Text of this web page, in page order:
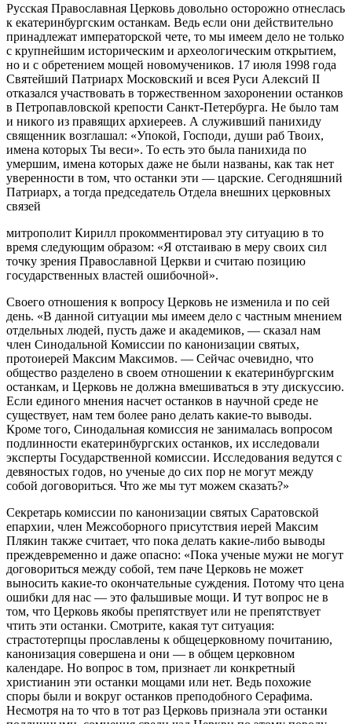
Русская Православная Церковь довольно осторожно отнеслась
к екатеринбургским останкам. Ведь если они действительно
принадлежат императорской чете, то мы имеем дело не только
с крупнейшим историческим и археологическим открытием,
но и с обретением мощей новомучеников. 17 июля 1998 года
Святейший Патриарх Московский и всея Руси Алексий II
отказался участвовать в торжественном захоронении останков
в Петропавловской крепости Санкт-Петербурга. Не было там
и никого из правящих архиереев. А служивший панихиду
священник возглашал: «Упокой, Господи, души раб Твоих,
имена которых Ты веси». То есть это была панихида по
умершим, имена которых даже не были названы, как так нет
уверенности в том, что останки эти — царские. Сегодняшний
Патриарх, а тогда председатель Отдела внешних церковных
связей
митрополит Кирилл прокомментировал эту ситуацию в то
время следующим образом: «Я отстаиваю в меру своих сил
точку зрения Православной Церкви и считаю позицию
государственных властей ошибочной».
Своего отношения к вопросу Церковь не изменила и по сей
день. «В данной ситуации мы имеем дело с частным мнением
отдельных людей, пусть даже и академиков, — сказал нам
член Синодальной Комиссии по канонизации святых,
протоиерей Максим Максимов. — Сейчас очевидно, что
общество разделено в своем отношении к екатеринбургским
останкам, и Церковь не должна вмешиваться в эту дискуссию.
Если единого мнения насчет останков в научной среде не
существует, нам тем более рано делать какие-то выводы.
Кроме того, Синодальная комиссия не занималась вопросом
подлинности екатеринбургских останков, их исследовали
эксперты Государственной комиссии. Исследования ведутся с
девяностых годов, но ученые до сих пор не могут между
собой договориться. Что же мы тут можем сказать?»
Секретарь комиссии по канонизации святых Саратовской
епархии, член Межсоборного присутствия иерей Максим
Плякин также считает, что пока делать какие-либо выводы
преждевременно и даже опасно: «Пока ученые мужи не могут
договориться между собой, тем паче Церковь не может
выносить какие-то окончательные суждения. Потому что цена
ошибки для нас — это фальшивые мощи. И тут вопрос не в
том, что Церковь якобы препятствует или не препятствует
чтить эти останки. Смотрите, какая тут ситуация:
страстотерпцы прославлены к общецерковному почитанию,
канонизация совершена и они — в общем церковном
календаре. Но вопрос в том, признает ли конкретный
христианин эти останки мощами или нет. Ведь похожие
споры были и вокруг останков преподобного Серафима.
Несмотря на то что в тот раз Церковь признала эти останки